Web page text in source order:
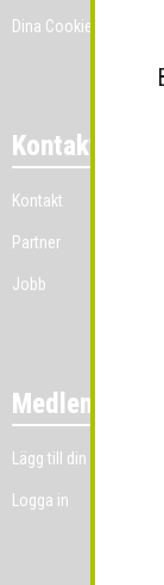
Dina Cookie-prefenser
Kontakt
Kontakt
Partner
Jobb
Medlemmar
Lägg till din
Logga in